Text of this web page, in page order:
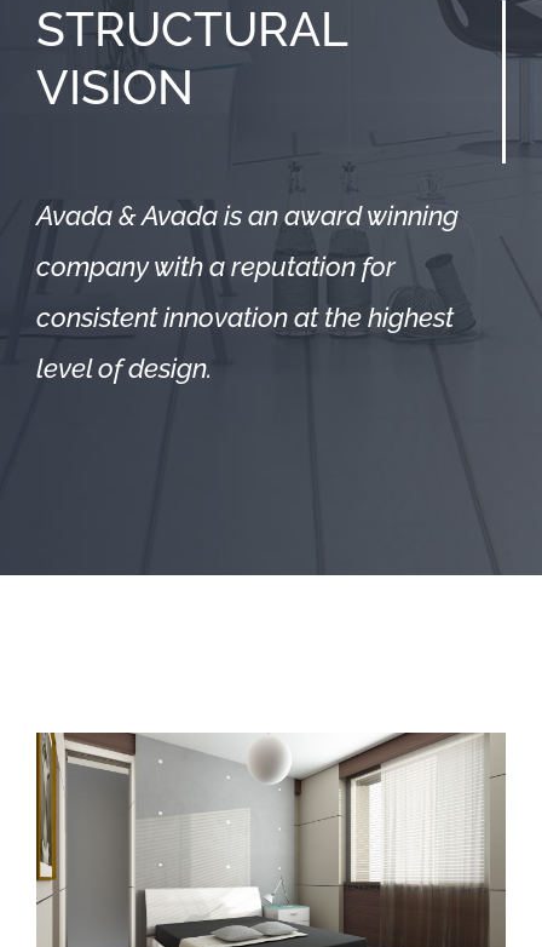
STRUCTURAL
VISION
Avada & Avada is an award winning
company with a reputation for
consistent innovation at the highest
level of design.